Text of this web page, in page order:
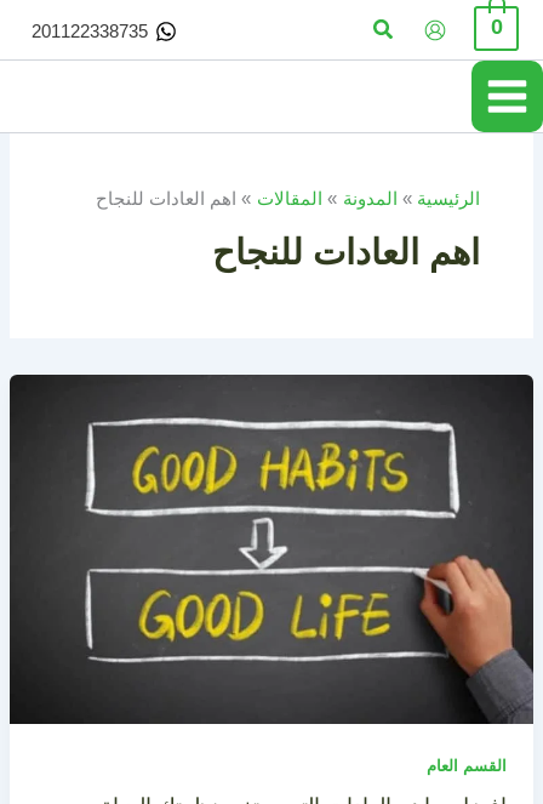
تخطي
المحتوى
0 البحث 201122338735
الرئيسية المدونة المقالات اهم العادات للنجاح
اهم العادات للنجاح
القسم العام